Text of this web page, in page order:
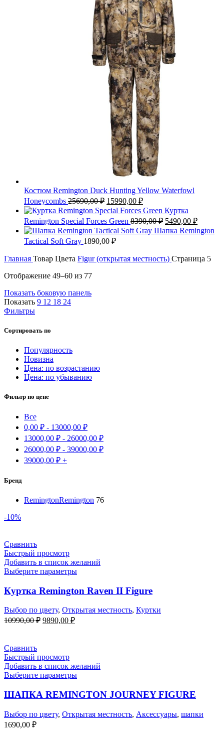
Костюм Remington Duck Hunting Yellow Waterfowl
Honeycombs 25690,00₽ Первоначальная
цена
составляла
25690,00 ₽.
15990,00 ₽Текущая
цена:
15990,00 ₽.
Куртка
Remington Special Forces Green 8390,00₽ Первоначальная
цена
составляла
5490,00 ₽
цена:
Шапка Remington
Tactical Soft Gray 1890,00 ₽
Главная Товар Цвета Figur (открытая местность) Страница 5
Отображение 49–60 из 77Сортировка:
Показать боковую панель
Показать 9 12 18 24
Фильтры
Сортировать по
Популярность
Новизна
Цена: по возрастанию
Цена: по убыванию
Фильтр по цене
Все
0,00 ₽ - 13000,00 ₽
13000,00 ₽ - 26000,00 ₽
26000,00 ₽ - 39000,00 ₽
39000,00 ₽ +
Бренд
RemingtonRemington 76
-10%
Сравнить
Быстрый просмотр
Добавить в список желаний
Выберите параметры
Куртка Remington Raven II Figure
Выбор по цвету, Открытая местность, Куртки
10990,00₽ Первоначальная
9890,00 ₽Текущая
Сравнить
Быстрый просмотр
Добавить в список желаний
Выберите параметры
ШАПКА REMINGTON JOURNEY FIGURE
Выбор по цвету, Открытая местность, Аксессуары, шапки
1690,00 ₽